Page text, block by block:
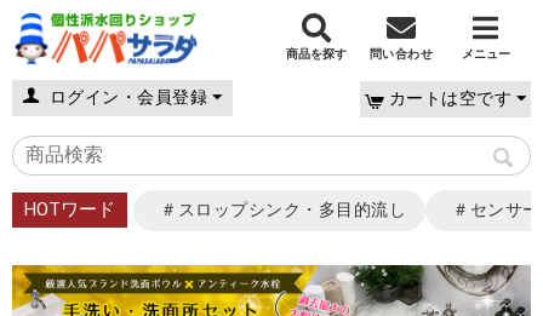
商品を探す 問い合わせ メニュー
ログイン・会員登録 カートは空です
HOTワード ＃スロップシンク・多目的流し ＃センサ